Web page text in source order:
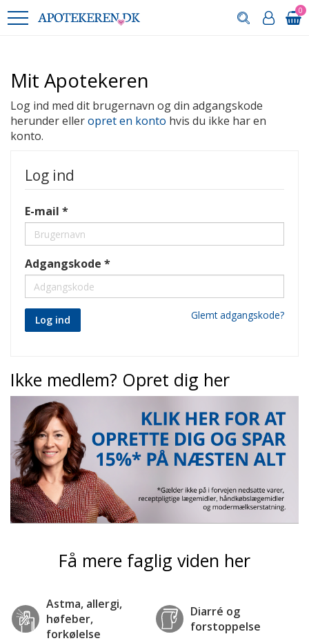
0
Mit Apotekeren
Log ind med dit brugernavn og din adgangskode
herunder elleropret en konto hvis du ikke har en
konto.
Log ind
E-mail
Adgangskode
Log ind Glemt adgangskode?
Ikke medlem? Opret dig her
Få mere faglig viden her
Astma, allergi,
høfeber,
forkølelse
Diarré og
forstoppelse